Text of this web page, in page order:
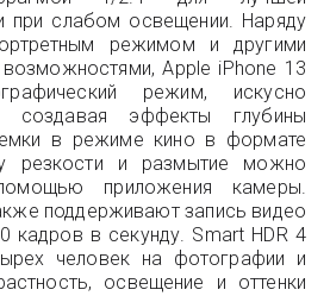
при слабом освещении. Наряду
режимом и другими
Apple iPhone 13
режим, искусно
эффекты глубины
в режиме кино в формате
резкости и размытие можно
приложения камеры.
поддерживают запись видео
кадров в секунду. Smart HDR 4
человек на фотографии и
освещение и оттенки